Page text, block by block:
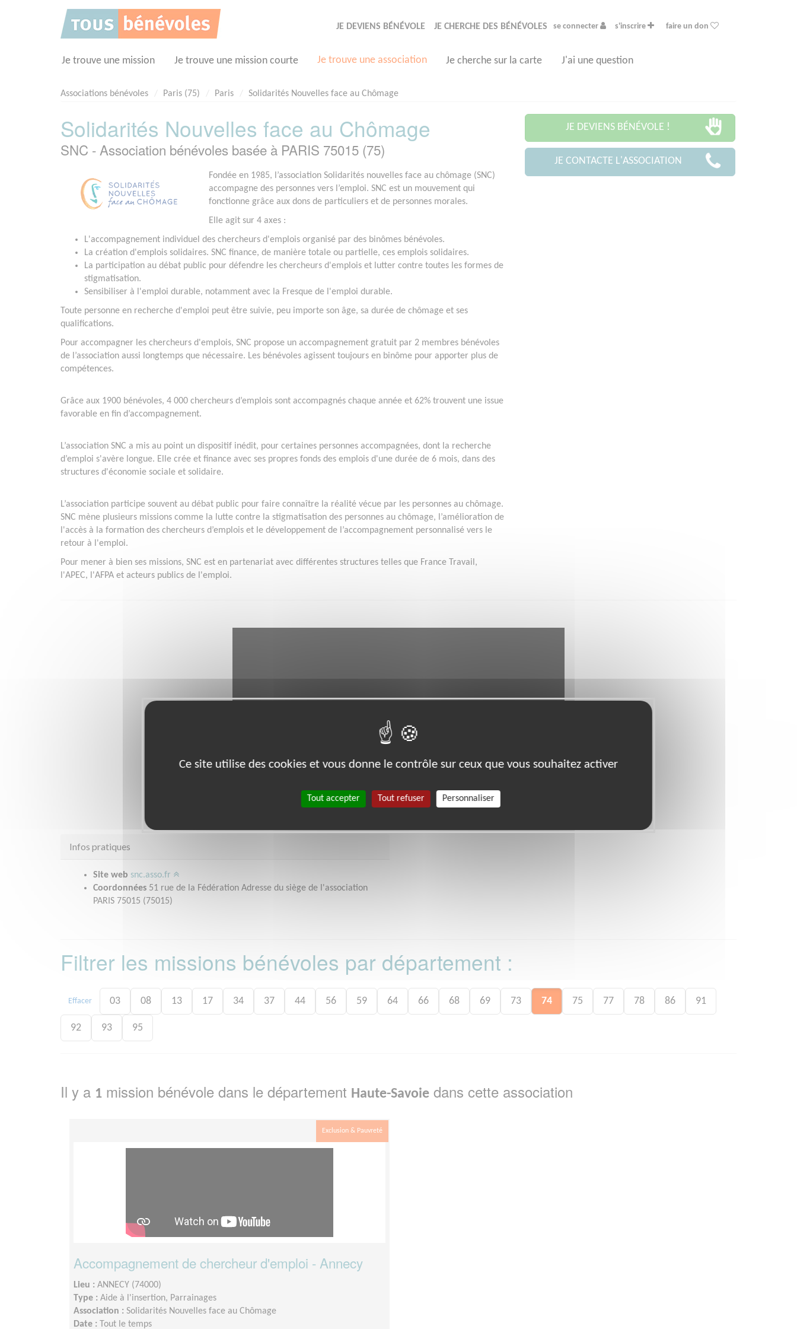
JE DEVIENS BÉNÉVOLE JE CHERCHE DES BÉNÉVOLES se connecter s'inscrire faire un don
Je trouve une mission Je trouve une mission courte Je trouve une association Je cherche sur la carte J'ai une question
Associations bénévoles Paris (75) Paris Solidarités Nouvelles face au Chômage
Solidarités Nouvelles face au Chômage
SNC - Association bénévoles basée à PARIS 75015 (75)
Fondée en 1985, l’association Solidarités nouvelles face au chômage (SNC)
accompagne des personnes vers l’emploi. SNC est un mouvement qui
fonctionne grâce aux dons de particuliers et de personnes morales.
Elle agit sur 4 axes :
L'accompagnement individuel des chercheurs d'emplois organisé par des binômes bénévoles.
La création d'emplois solidaires. SNC finance, de manière totale ou partielle, ces emplois solidaires.
La participation au débat public pour défendre les chercheurs d'emplois et lutter contre toutes les formes de
stigmatisation.
Sensibiliser à l'emploi durable, notamment avec la Fresque de l'emploi durable.
Toute personne en recherche d'emploi peut être suivie, peu importe son âge, sa durée de chômage et ses
qualifications.
Pour accompagner les chercheurs d'emplois, SNC propose un accompagnement gratuit par 2 membres bénévoles
de l’association aussi longtemps que nécessaire. Les bénévoles agissent toujours en binôme pour apporter plus de
compétences.
Grâce aux 1900 bénévoles, 4 000 chercheurs d’emplois sont accompagnés chaque année et 62% trouvent une issue
favorable en fin d’accompagnement.
L’association SNC a mis au point un dispositif inédit, pour certaines personnes accompagnées, dont la recherche
d’emploi s'avère longue. Elle crée et finance avec ses propres fonds des emplois d'une durée de 6 mois, dans des
structures d'économie sociale et solidaire.
L’association participe souvent au débat public pour faire connaître la réalité vécue par les personnes au chômage.
SNC mène plusieurs missions comme la lutte contre la stigmatisation des personnes au chômage, l’amélioration de
l'accès à la formation des chercheurs d’emplois et le développement de l’accompagnement personnalisé vers le
retour à l'emploi.
Pour mener à bien ses missions, SNC est en partenariat avec différentes structures telles que France Travail,
l'APEC, l'AFPA et acteurs publics de l'emploi.
JE DEVIENS BÉNÉVOLE !
JE CONTACTE L'ASSOCIATION
Infos pratiques
Site web snc.asso.fr
Coordonnées 51 rue de la Fédération Adresse du siège de l'association
PARIS 75015 (75015)
Filtrer les missions bénévoles par département :
Effacer 03 08 13 17 34 37 44 56 59 64 66 68 69 73 74 75 77 78 86 91
92 93 95
Il y a 1 mission bénévole dans le département Haute-Savoie dans cette association
Exclusion & Pauvreté
Accompagnement de chercheur d'emploi - Annecy
Lieu : ANNECY (74000)
Type : Aide à l'insertion, Parrainages
Association : Solidarités Nouvelles face au Chômage
Date :
Tout le temps
Ce site utilise des cookies et vous donne le contrôle sur ceux que vous souhaitez activer
Tout accepter Tout refuser Personnaliser